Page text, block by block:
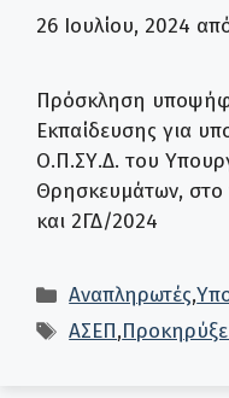
26 Ιουλίου, 2024
Πρόσκληση
Εκπαίδευσης για
Ο.Π.ΣΥ.Δ. του
Θρησκευμάτων, στο
και 2ΓΔ/2024
Κατηγορίες
Αναπληρωτές,
Ετικέτες
ΑΣΕΠ,